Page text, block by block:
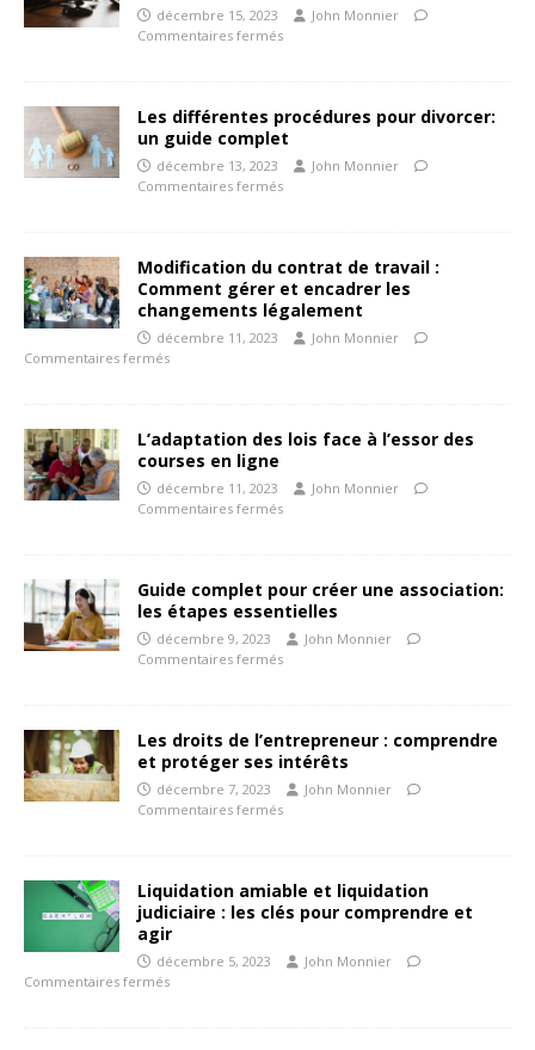
décembre 15, 2023
John Monnier
Commentaires fermés
Les différentes procédures pour divorcer:
un guide complet
décembre 13, 2023
John Monnier
Commentaires fermés
Modification du contrat de travail :
Comment gérer et encadrer les
changements légalement
décembre 11, 2023
John Monnier
Commentaires fermés
L’adaptation des lois face à l’essor des
courses en ligne
décembre 11, 2023
John Monnier
Commentaires fermés
Guide complet pour créer une association:
les étapes essentielles
décembre 9, 2023
John Monnier
Commentaires fermés
Les droits de l’entrepreneur : comprendre
et protéger ses intérêts
décembre 7, 2023
John Monnier
Commentaires fermés
Liquidation amiable et liquidation
judiciaire : les clés pour comprendre et
agir
décembre 5, 2023
John Monnier
Commentaires fermés